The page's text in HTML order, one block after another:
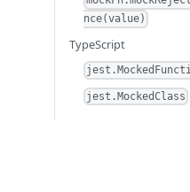
nce(value)
TypeScript
jest.MockedClass